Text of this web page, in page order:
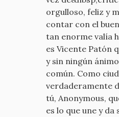
orgulloso, feliz y
contar con el
tan enorme valía
es Vicente Patón
y sin ningún
común. Como
verdaderamente
tú, Anonymous,
es lo que une y da